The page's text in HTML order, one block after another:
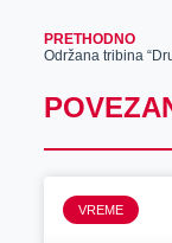
PRETHODNO
VREME